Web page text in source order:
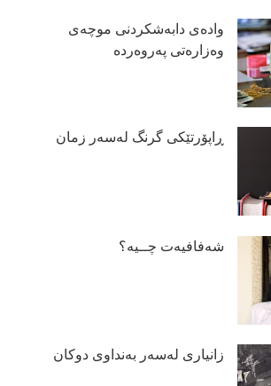
وادەی دابەشكردنی موچەی
وەزارەتی پەروەردە
ڕاپۆرتێكی گرنگ لەسەر زمان
شەفافیەت چــیە؟
زانیاری لەسەر بەنداوی دوكان